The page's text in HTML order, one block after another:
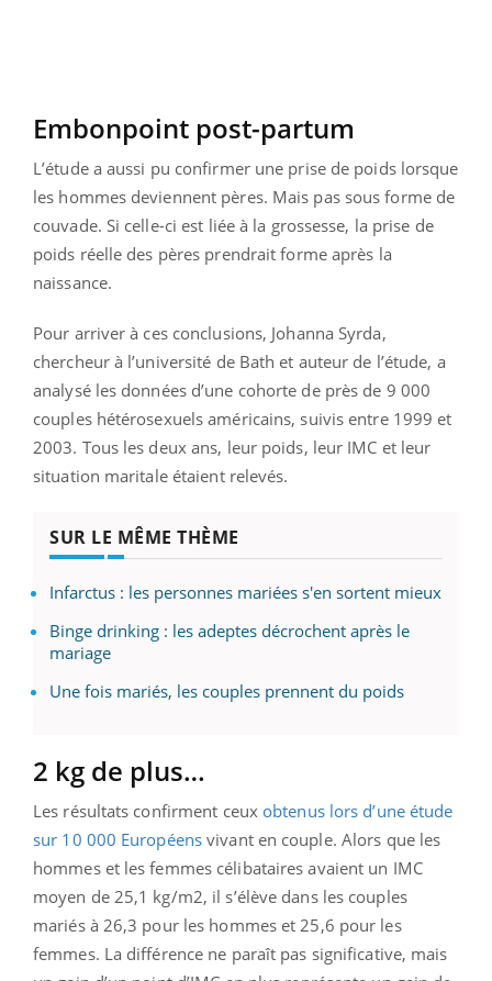
Embonpoint post-partum
L’étude a aussi pu confirmer une prise de poids lorsque
les hommes deviennent pères. Mais pas sous forme de
couvade. Si celle-ci est liée à la grossesse, la prise de
poids réelle des pères prendrait forme après la
naissance.
Pour arriver à ces conclusions, Johanna Syrda,
chercheur à l’université de Bath et auteur de l’étude, a
analysé les données d’une cohorte de près de 9 000
couples hétérosexuels américains, suivis entre 1999 et
2003. Tous les deux ans, leur poids, leur IMC et leur
situation maritale étaient relevés.
SUR LE MÊME THÈME
Infarctus : les personnes mariées s'en sortent mieux
Binge drinking : les adeptes décrochent après le
mariage
Une fois mariés, les couples prennent du poids
2 kg de plus…
Les résultats confirment ceux obtenus lors d’une étude
sur 10 000 Européens vivant en couple. Alors que les
hommes et les femmes célibataires avaient un IMC
moyen de 25,1 kg/m2, il s’élève dans les couples
mariés à 26,3 pour les hommes et 25,6 pour les
femmes. La différence ne paraît pas significative, mais